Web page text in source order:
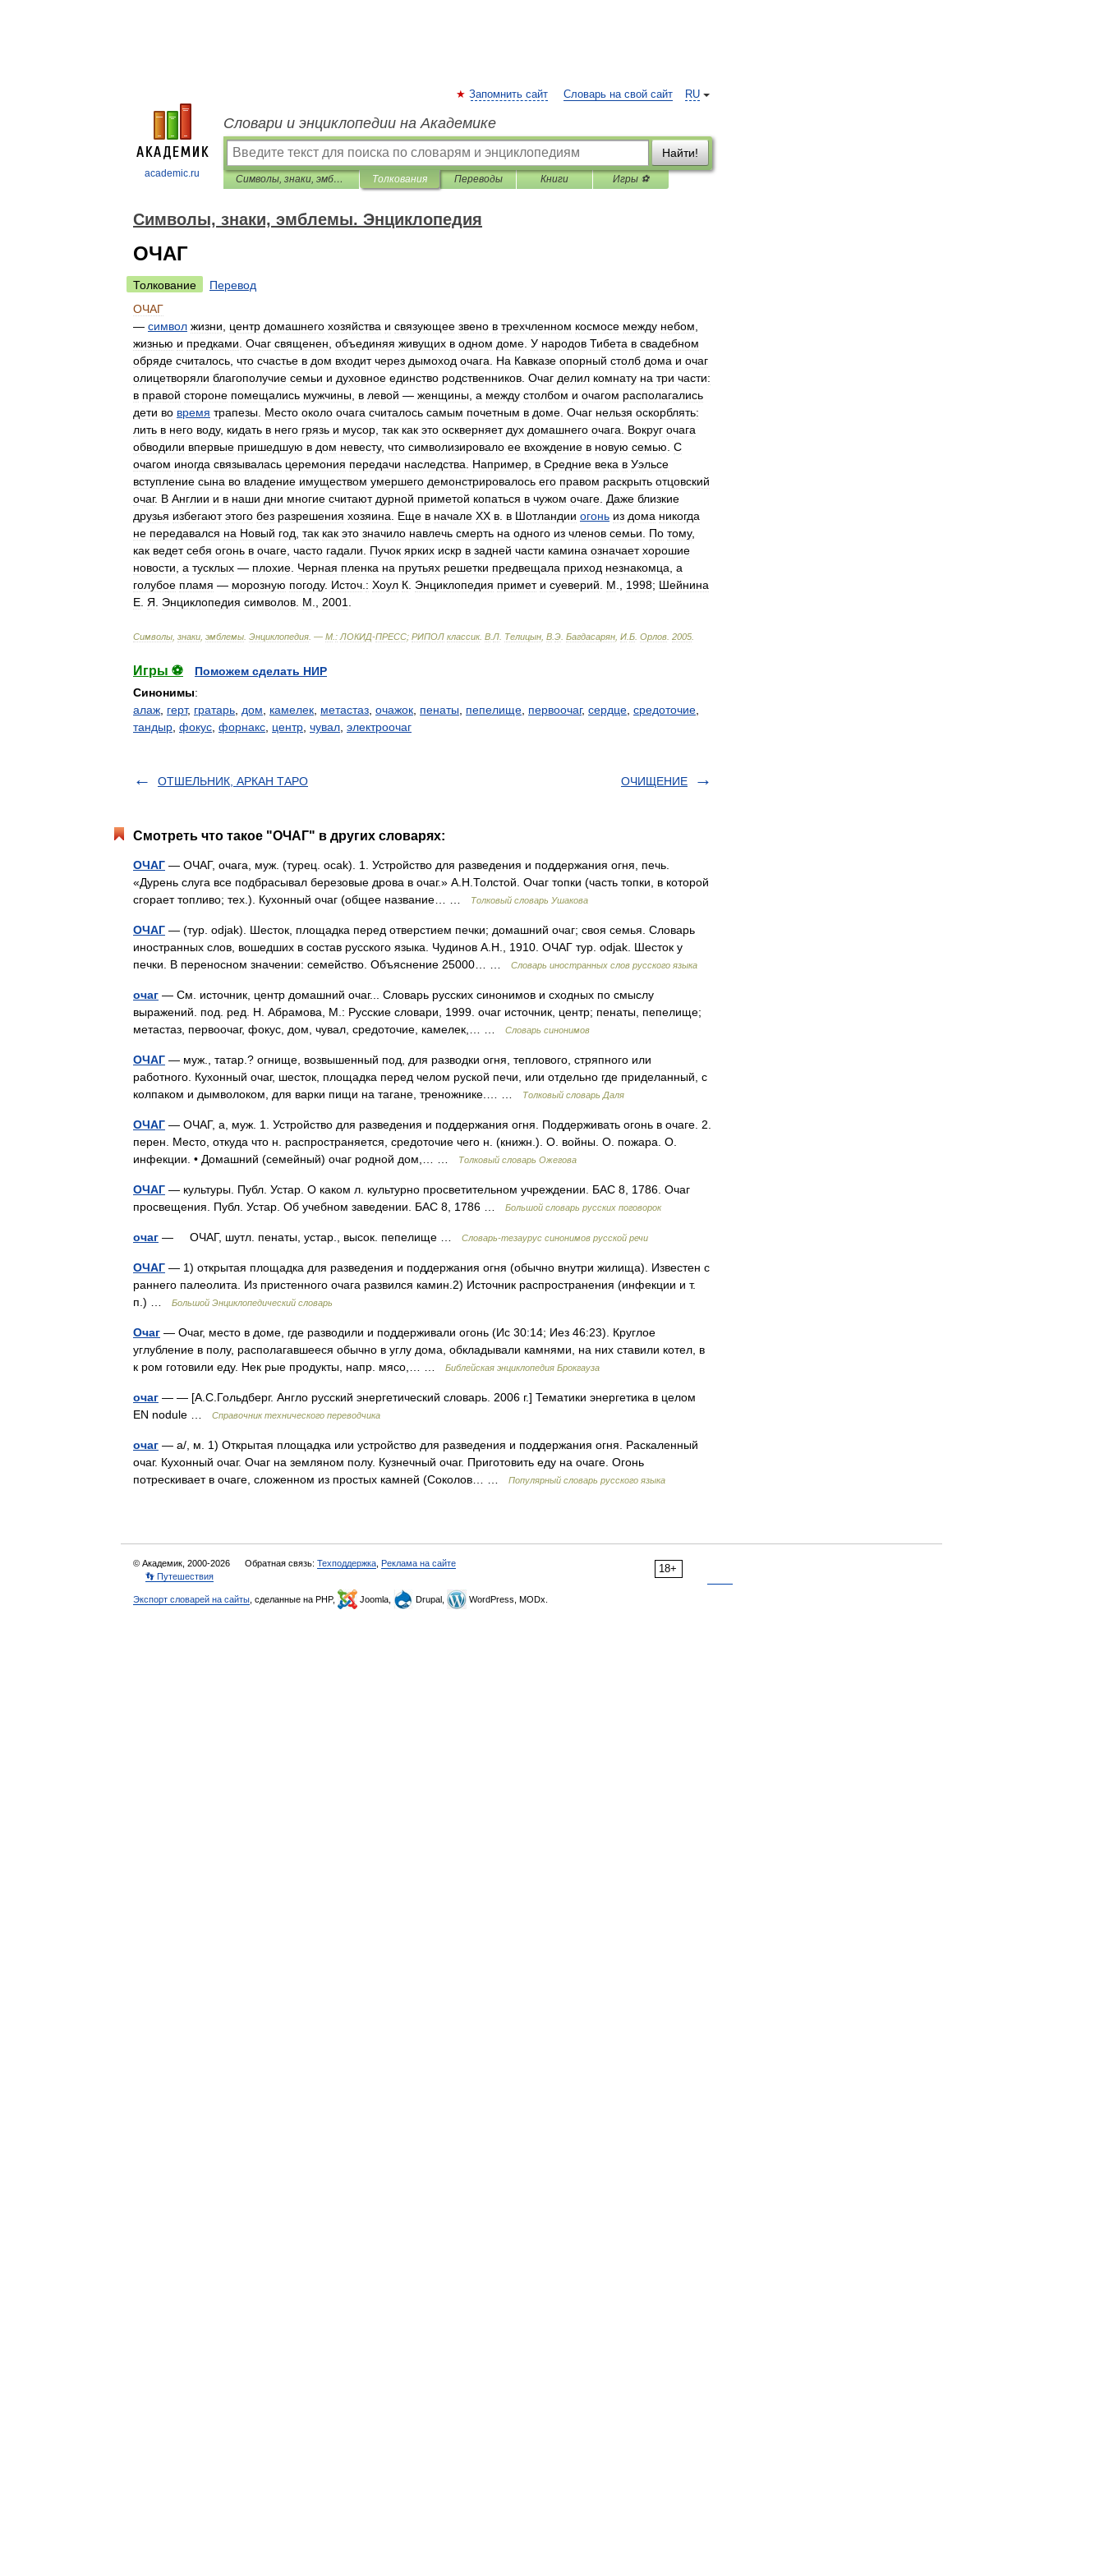
academic.ru
RU
Запомнить сайт Словарь на свой сайт
Словари и энциклопедии на Академике
Найти!
Символы, знаки, эмблемы. Энциклопедия Толкования Переводы Книги Игры ⚽
Символы, знаки, эмблемы. Энциклопедия
ОЧАГ
Толкование
Перевод
ОЧАГ
— символ жизни центр домашнего хозяйства и связующее звено в трехчленном космосе между небом
жизнью и предками Очаг священен объединяя живущих в одном доме У народов Тибета в свадебном
обряде считалось что счастье в дом входит через дымоход очага На Кавказе опорный столб дома и очаг
олицетворяли благополучие семьи и духовное единство родственников Очаг делил комнату на три части:
в правой стороне помещались мужчины в левой — женщины а между столбом и очагом располагались
дети во время трапезы Место около очага считалось самым почетным в доме Очаг нельзя оскорблять:
лить в него воду, кидать в него грязь и мусор так как это оскверняет дух домашнего очага Вокруг очага
обводили впервые пришедшую в дом невесту, что символизировало ее вхождение в новую семью С
очагом иногда связывалась церемония передачи наследства Например в Средние века в Уэльсе
вступление сына во владение имуществом умершего демонстрировалось его правом раскрыть отцовский
очаг. В Англии и в наши дни многие считают дурной приметой копаться в чужом очаге Даже близкие
друзья избегают этого без разрешения хозяина Еще в начале XX в в Шотландии огонь из дома никогда
не передавался на Новый год так как это значило навлечь смерть на одного из членов семьи По тому,
как ведет себя огонь в очаге часто гадали Пучок ярких искр в задней части камина означает хорошие
новости а тусклых — плохие Черная пленка на прутьях решетки предвещала приход незнакомца а
голубое пламя — морозную погоду. Источ : Хоул К Энциклопедия примет и суеверий М 1998; Шейнина
Е Я Энциклопедия символов М 2001
Символы знаки эмблемы Энциклопедия . — М : ЛОКИД-ПРЕСС; РИПОЛ классик. В Л Телицын В Э Багдасарян И Б Орлов 2005
Игры ⚽
Поможем сделать НИР
Синонимы:
алаж герт, гратарь дом камелек метастаз очажок пенаты пепелище первоочаг, сердце средоточие
тандыр фокус форнакс центр чувал электроочаг
ОТШЕЛЬНИК, АРКАН ТАРО ОЧИЩЕНИЕ
Смотреть что такое "ОЧАГ" в других словарях:
ОЧАГ — ОЧАГ, очага, муж. (турец. ocak). 1. Устройство для разведения и поддержания огня, печь.
«Дурень слуга все подбрасывал березовые дрова в очаг.» А.Н.Толстой. Очаг топки (часть топки, в которой
сгорает топливо; тех.). Кухонный очаг (общее название… …
Толковый словарь Ушакова
ОЧАГ — (тур. odjak). Шесток, площадка перед отверстием печки; домашний очаг; своя семья. Словарь
иностранных слов, вошедших в состав русского языка. Чудинов А.Н., 1910. ОЧАГ тур. odjak. Шесток у
печки. В переносном значении: семейство. Объяснение 25000… …
Словарь иностранных слов русского языка
очаг — См. источник, центр домашний очаг... Словарь русских синонимов и сходных по смыслу
выражений. под. ред. Н. Абрамова, М.: Русские словари, 1999. очаг источник, центр; пенаты, пепелище;
метастаз, первоочаг, фокус, дом, чувал, средоточие, камелек,… …
Словарь синонимов
ОЧАГ — муж., татар.? огнище, возвышенный под, для разводки огня, теплового, стряпного или
работного. Кухонный очаг, шесток, площадка перед челом руской печи, или отдельно где приделанный, с
колпаком и дымволоком, для варки пищи на тагане, треножнике.… …
Толковый словарь Даля
ОЧАГ — ОЧАГ, а, муж. 1. Устройство для разведения и поддержания огня. Поддерживать огонь в очаге. 2.
перен. Место, откуда что н. распространяется, средоточие чего н. (книжн.). О. войны. О. пожара. О.
инфекции. • Домашний (семейный) очаг родной дом,… …
Толковый словарь Ожегова
ОЧАГ — культуры. Публ. Устар. О каком л. культурно просветительном учреждении. БАС 8, 1786. Очаг
просвещения. Публ. Устар. Об учебном заведении. БАС 8, 1786 …
Большой словарь русских поговорок
очаг — ОЧАГ, шутл. пенаты, устар., высок. пепелище … Словарь-тезаурус синонимов русской речи
ОЧАГ — 1) открытая площадка для разведения и поддержания огня (обычно внутри жилища). Известен с
раннего палеолита. Из пристенного очага развился камин.2) Источник распространения (инфекции и т.
п.) …
Большой Энциклопедический словарь
Очаг — Очаг, место в доме, где разводили и поддерживали огонь (Ис 30:14; Иез 46:23). Круглое
углубление в полу, располагавшееся обычно в углу дома, обкладывали камнями, на них ставили котел, в
к ром готовили еду. Нек рые продукты, напр. мясо,… …
Библейская энциклопедия Брокгауза
очаг — — [А.С.Гольдберг. Англо русский энергетический словарь. 2006 г.] Тематики энергетика в целом
EN nodule …
Справочник технического переводчика
очаг — а/, м. 1) Открытая площадка или устройство для разведения и поддержания огня. Раскаленный
очаг. Кухонный очаг. Очаг на земляном полу. Кузнечный очаг. Приготовить еду на очаге. Огонь
потрескивает в очаге, сложенном из простых камней (Соколов… …
Популярный словарь русского языка
18+
© Академик, 2000-2026 Обратная связь: Техподдержка Реклама на сайте
👣 Путешествия
Экспорт словарей на сайты , сделанные на PHP, Joomla, Drupal, WordPress, MODx.